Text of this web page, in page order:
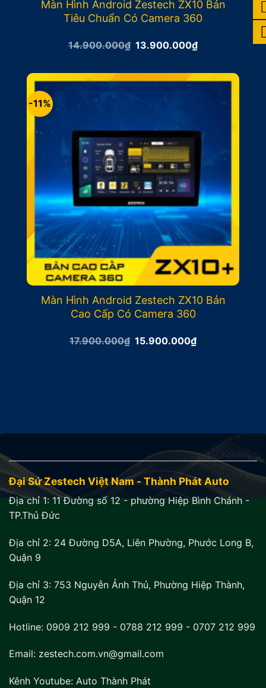
Màn Hình Android Zestech ZX10 Bản
Tiêu Chuẩn Có Camera 360
14.900.000₫ Giá
14.900.000₫.
13.900.000₫Giá
là:
13.900.000₫.
-11%
Màn Hình Android Zestech ZX10 Bản
Cao Cấp Có Camera 360
17.900.000₫ Giá
15.900.000₫Giá
Đại Sứ Zestech Việt Nam - Thành Phát Auto
Địa chỉ 1: 11 Đường số 12 - phường Hiệp Bình Chánh -
TP.Thủ Đức
Địa chỉ 2: 24 Đường D5A, Liên Phường, Phước Long B,
Quận 9
Địa chỉ 3: 753 Nguyễn Ảnh Thủ, Phường Hiệp Thành,
Quận 12
Hotline: 0909 212 999 - 0788 212 999 - 0707 212 999
Email: zestech.com.vn@gmail.com
Kênh Youtube: Auto Thành Phát